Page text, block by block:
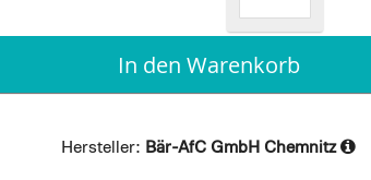
In den Warenkorb
Hersteller: Bär-AfC GmbH Chemnitz